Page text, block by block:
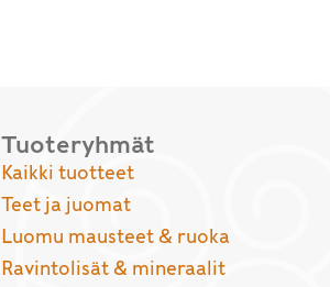
Tuoteryhmät
Kaikki tuotteet
Teet ja juomat
Luomu mausteet & ruoka
Ravintolisät & mineraalit